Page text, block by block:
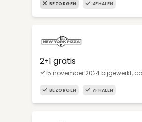
BEZORGEN AFHALEN
2+1 gratis
15 november 2024 bijgewerkt,
BEZORGEN AFHALEN